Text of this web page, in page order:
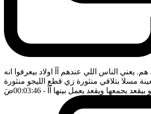
يعني الناس اللي عندهم آآ اولاد بيعرفوا انه
مسلا بتلاقي منثورة زي قطع الليجو منثورة
بيقعد يجمعها ويقعد يعمل بينها آآ - 00:03:46 ضَ